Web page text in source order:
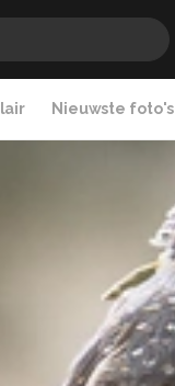
Nieuwste foto's